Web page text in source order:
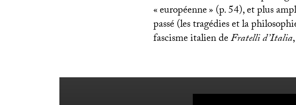
«européenne» (p. 54), et plus
passé (les tragédies et la
fascisme italien deFratelli d’Italia